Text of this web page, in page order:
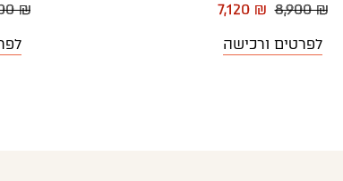
8,900 ₪
7,120 ₪
לפרטים ורכישה
₪